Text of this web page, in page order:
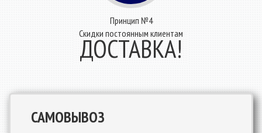
Принцип №4
Скидки постоянным клиентам
ДОСТАВКА!
САМОВЫВОЗ